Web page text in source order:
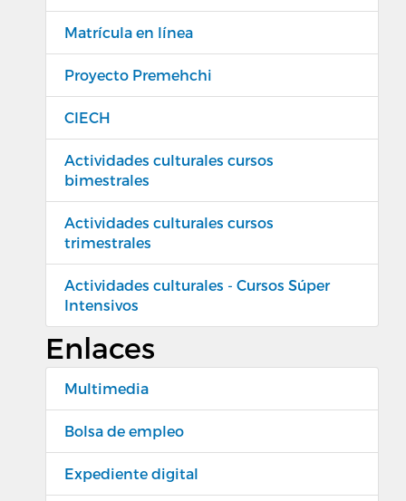
Matrícula en línea
Proyecto Premehchi
CIECH
Actividades culturales cursos
bimestrales
Actividades culturales cursos
trimestrales
Actividades culturales - Cursos Súper
Intensivos
Enlaces
Multimedia
Bolsa de empleo
Expediente digital